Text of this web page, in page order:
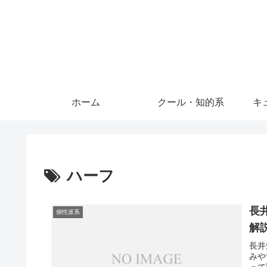
ホーム クール・知的系 キ
ハーフ
個性派系
長
解
長
み